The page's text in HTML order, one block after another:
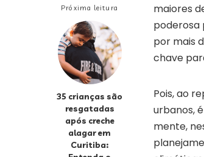
Próxima leitura
35 crianças são
resgatadas
após creche
alagar em
Curitiba:
maiores
poderosa
por mais
chave
Pois, ao
urbanos,
mente,